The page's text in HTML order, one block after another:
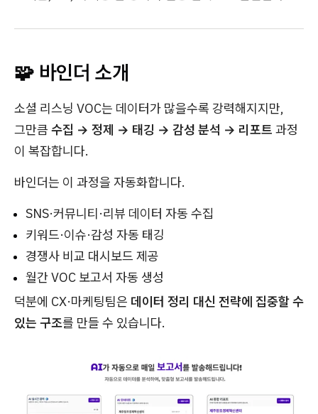
🧩 바인더 소개
소셜 리스닝 VOC는 데이터가 많을수록 강력해지지만,
그만큼 수집 → 정제 → 태깅 → 감성 분석 → 리포트 과정
이 복잡합니다.
바인더는 이 과정을 자동화합니다.
SNS·커뮤니티·리뷰 데이터 자동 수집
키워드·이슈·감성 자동 태깅
경쟁사 비교 대시보드 제공
월간 VOC 보고서 자동 생성
덕분에 CX·마케팅팀은 데이터 정리 대신 전략에 집중할 수
있는 구조를 만들 수 있습니다.